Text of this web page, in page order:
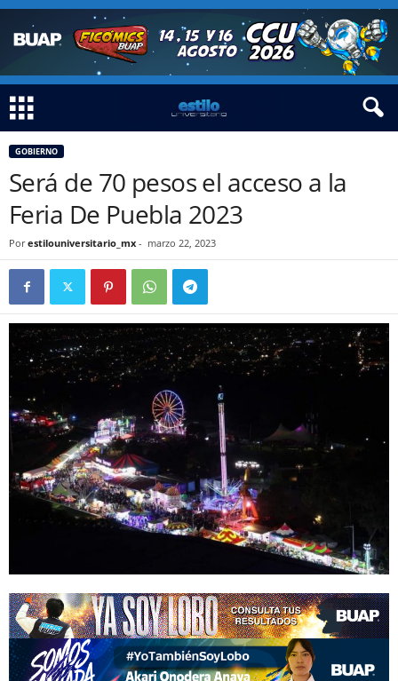
GOBIERNO
Será de 70 pesos el acceso a la
Feria De Puebla 2023
Por estilouniversitario_mx - marzo 22, 2023